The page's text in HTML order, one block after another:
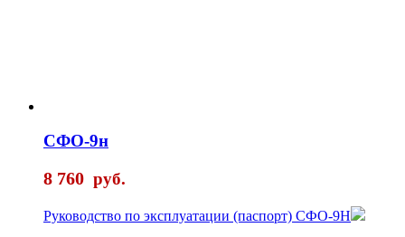
СФО-9н
8 760 руб.
Руководство по эксплуатации (паспорт) СФО-9Н